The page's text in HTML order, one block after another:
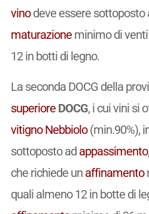
vinodeve essere sottoposto
maturazioneminimo di venti
12 in botti di legno.
La seconda DOCG della
superioreDOCG, i cui vini si
vitigno Nebbiolo(min.90%),
sottoposto ad appassimento
che richiede un affinamento
quali almeno 12 in botte di